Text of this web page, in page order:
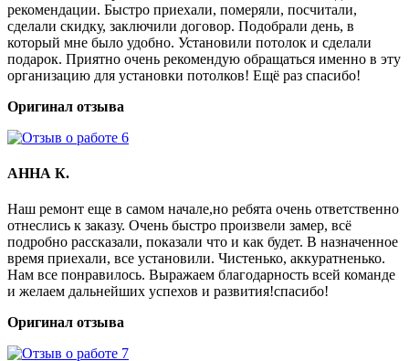
рекомендации. Быстро приехали, померяли, посчитали,
сделали скидку, заключили договор. Подобрали день, в
который мне было удобно. Установили потолок и сделали
подарок. Приятно очень рекомендую обращаться именно в эту
организацию для установки потолков! Ещё раз спасибо!
Оригинал отзыва
АННА К.
Наш ремонт еще в самом начале,но ребята очень ответственно
отнеслись к заказу. Очень быстро произвели замер, всё
подробно рассказали, показали что и как будет. В назначенное
время приехали, все установили. Чистенько, аккуратненько.
Нам все понравилось. Выражаем благодарность всей команде
и желаем дальнейших успехов и развития!спасибо!
Оригинал отзыва